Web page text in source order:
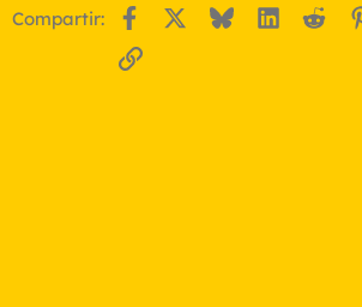
Compartir: Facebook BlueskyLinkedIn
Enlace